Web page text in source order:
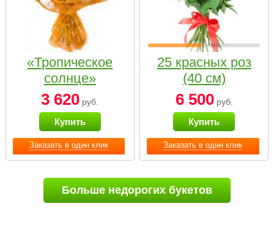
Заказать в один клик
«Тропическое
солнце»
3 620 руб.
Купить
Заказать в один клик
25 красных роз
(40 см)
6 500руб.
Купить
Больше недорогих букетов